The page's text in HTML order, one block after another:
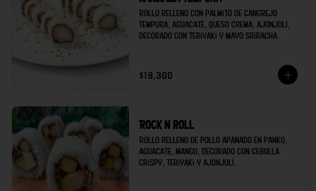
Rollo relleno con palmito de cangrejo
tempura, aguacate, queso crema, ajonjolí,
decorado con teriyaki y mayo sriracha.
$19.300
Rock n roll
Rollo relleno de pollo apanado en panko,
aguacate, mango, decorado con cebolla
crispy, teriyaki y ajonjolí.